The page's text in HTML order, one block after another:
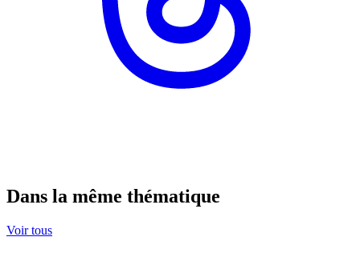
Dans la même thématique
Voir tous